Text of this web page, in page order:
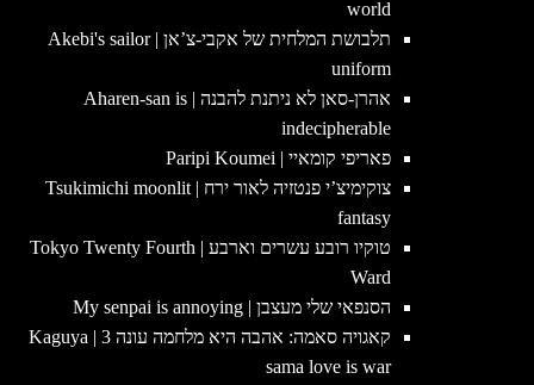
world
תלבושת המלחית של אקבי-צ’אן | Akebi's sailor
uniform
אהרן-סאן לא ניתנת להבנה | Aharen-san is
indecipherable
פאריפי קומאיי | Paripi Koumei
צוקימיצ’י פנטזיה לאור ירח | Tsukimichi moonlit
fantasy
טוקיו רובע עשרים וארבע | Tokyo Twenty Fourth
Ward
הסנפאי שלי מעצבן | My senpai is annoying
קאגויה סאמה: אהבה היא מלחמה עונה 3 | Kaguya
sama love is war